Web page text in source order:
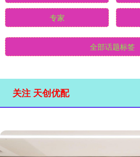
专家
全部话题标签
关注 天创优配